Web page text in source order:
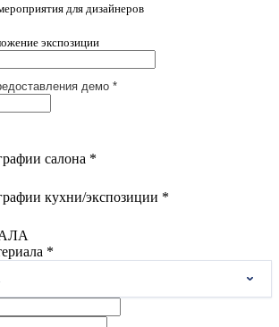
для дизайнеров
экспозиции
демо *
салона *
кухни/экспозиции *
*